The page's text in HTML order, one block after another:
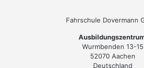
Fahrschule Dovermann
Wurmbenden 13-15
52070 Aachen
Deutschland